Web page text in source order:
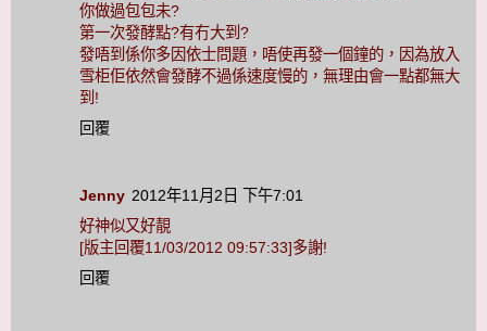
你做過包包未?
第一次發酵點?有冇大到?
發唔到係你多因依士問題，唔使再發一個鐘的，因為放入
雪柜佢依然會發酵不過係速度慢的，無理由會一點都無大
到!
回覆
Jenny 2012年11月2日 下午7:01
好神似又好靚
[版主回覆11/03/2012 09:57:33]多謝!
回覆